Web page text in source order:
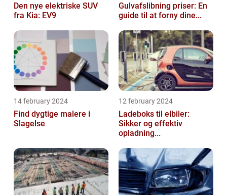
Den nye elektriske SUV
fra Kia: EV9
Gulvafslibning priser: En
guide til at forny dine...
14 february 2024
Find dygtige malere i
Slagelse
12 february 2024
Ladeboks til elbiler:
Sikker og effektiv
opladning...